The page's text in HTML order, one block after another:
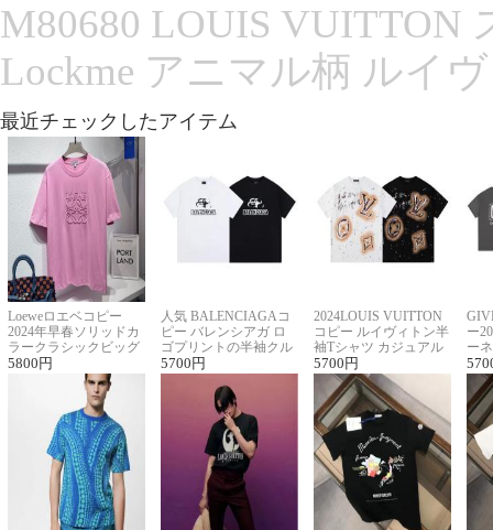
M80680 LOUIS VUITTON
Lockme アニマル柄 ルイ
最近チェックしたアイテム
Loeweロエベコピー
2024年早春ソリッドカ
ラークラシックビッグ
ロゴ刺繍Tシャツ
5800 円
人気 BALENCIAGAコ
ピー バレンシアガ ロ
ゴプリントの半袖クル
ーネックTシャツ
5700 円
2024LOUIS VUITTON
コピー ルイヴィトン半
袖Tシャツ カジュアル
に馴染む 2色展開
5700 円
ー
ー
ー